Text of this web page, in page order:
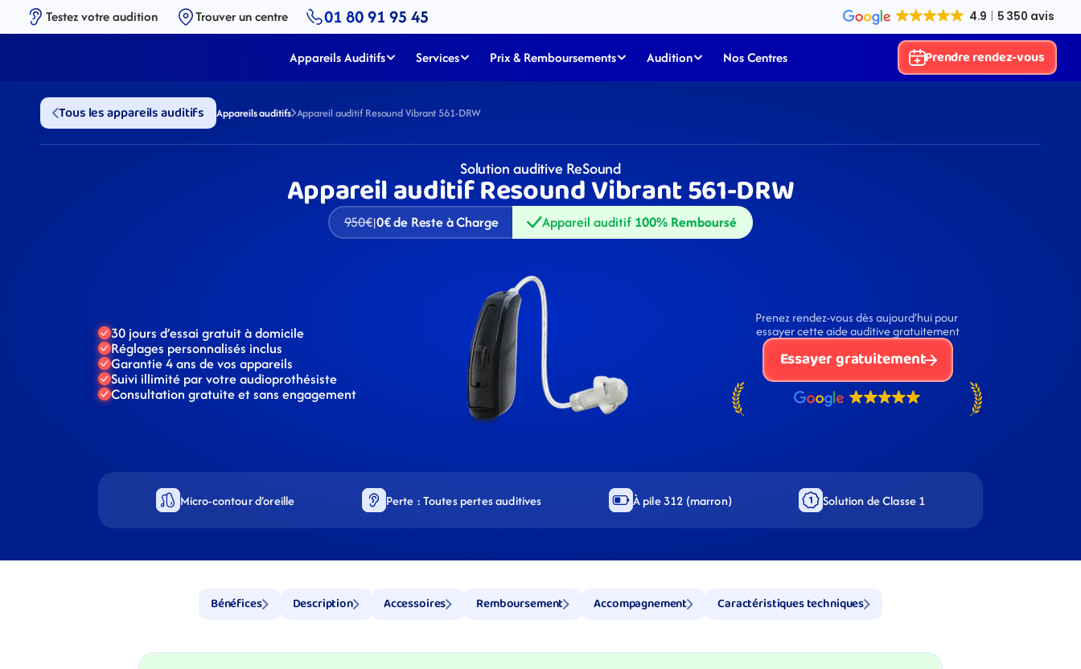
Testez votre audition Trouver un centre 01 80 91 95 45
Appareils Auditifs Services Prix & Remboursements Audition Nos Centres Prendre rendez-vous
Tous les appareils auditifs Appareils auditifs Appareil auditif Resound Vibrant 561-DRW
Solution auditive ReSound
Appareil auditif Resound Vibrant 561-DRW
950€|0€ de Reste à Charge Appareil auditif 100% Remboursé
30 jours d’essai gratuit à domicile
Réglages personnalisés inclus
Garantie 4 ans de vos appareils
Suivi illimité par votre audioprothésiste
Consultation gratuite et sans engagement
Prenez rendez-vous dès aujourd’hui pour
essayer cette aide auditive gratuitement
Essayer gratuitement
Micro-contour d’oreille Perte : Toutes pertes auditives À pile 312 (marron) Solution de Classe 1
Bénéfices Description Accessoires Remboursement Accompagnement Caractéristiques techniques